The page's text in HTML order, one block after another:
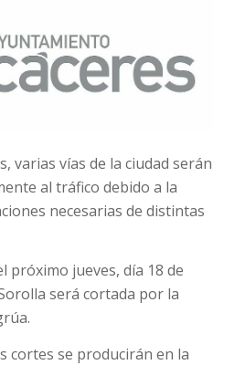
varias vías de la ciudad serán
al tráfico debido a la
necesarias de distintas
próximo jueves, día 18 de
será cortada por la
cortes se producirán en la